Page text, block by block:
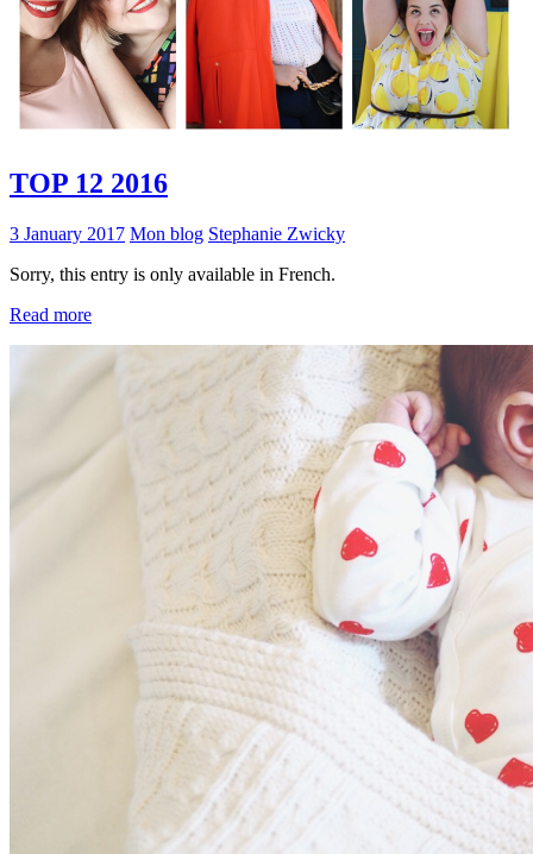
TOP 12 2016
3 January 2017 Mon blog Stephanie Zwicky
Sorry, this entry is only available in French.
Read more